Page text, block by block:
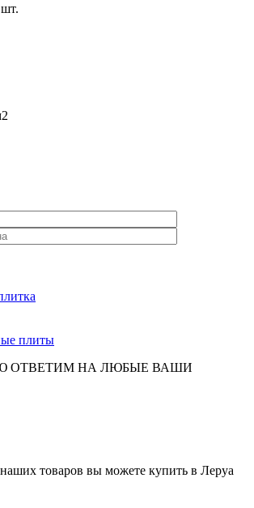
плиты
ОТВЕТИМ НА ЛЮБЫЕ ВАШИ
товаров вы можете купить в Леруа